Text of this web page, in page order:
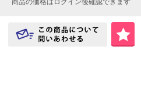
商品の価格はログイン後確認できます